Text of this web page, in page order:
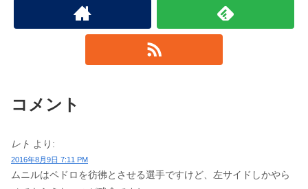
コメント
レト より:
2016年8月9日 7:11 PM
ムニルはペドロを彷彿とさせる選手ですけど、左サイドしかやら